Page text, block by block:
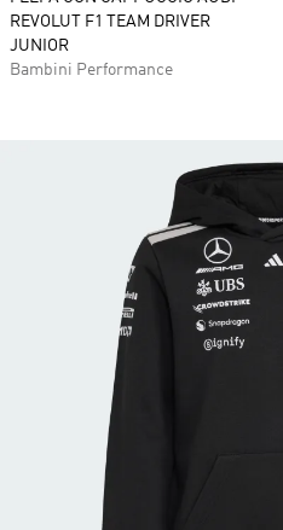
REVOLUT F1 TEAM DRIVER
JUNIOR
Bambini Performance